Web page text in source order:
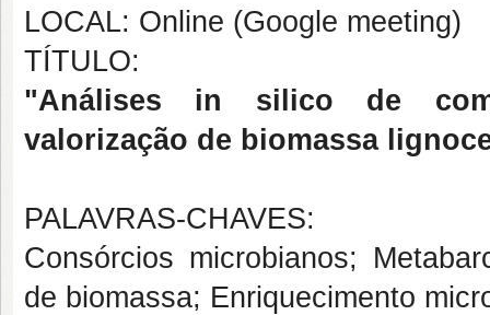
LOCAL: Online (Google meeting)
TÍTULO:
"Análises in silico de
valorização de biomassa
PALAVRAS-CHAVES:
Consórcios microbianos;
de biomassa; Enriquecimento